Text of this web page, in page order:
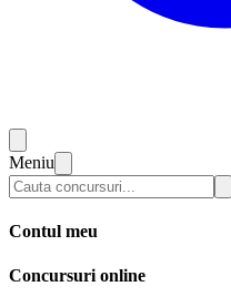
Meniu
Contul meu
Concursuri online